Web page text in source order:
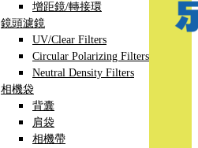
增距鏡/轉接環
鏡頭濾鏡
UV/Clear Filters
Circular Polarizing Filters
Neutral Density Filters
相機袋
背囊
肩袋
相機帶